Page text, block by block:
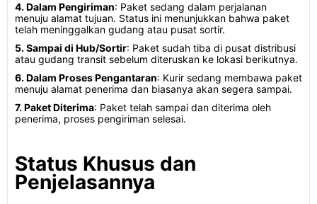
4. Dalam Pengiriman: Paket sedang dalam perjalanan
menuju alamat tujuan. Status ini menunjukkan bahwa paket
telah meninggalkan gudang atau pusat sortir.
5. Sampai di Hub/Sortir: Paket sudah tiba di pusat distribusi
atau gudang transit sebelum diteruskan ke lokasi berikutnya.
6. Dalam Proses Pengantaran: Kurir sedang membawa paket
menuju alamat penerima dan biasanya akan segera sampai.
7. Paket Diterima: Paket telah sampai dan diterima oleh
penerima, proses pengiriman selesai.
Status Khusus dan
Penjelasannya